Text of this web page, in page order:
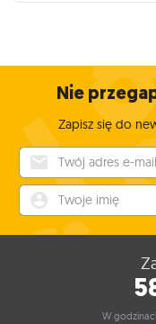
Nie
Zapisz się do
W